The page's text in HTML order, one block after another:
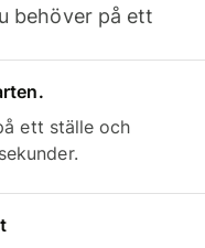
behöver på ett
ett ställe och